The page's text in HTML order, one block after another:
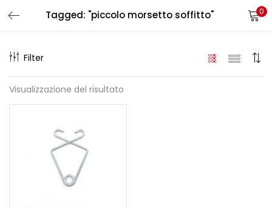
Tagged: "piccolo morsetto soffitto" 0
Filter
Visualizzazione del risultato
LOGIN REGISTER
Enter your username and password to login.
Remember me